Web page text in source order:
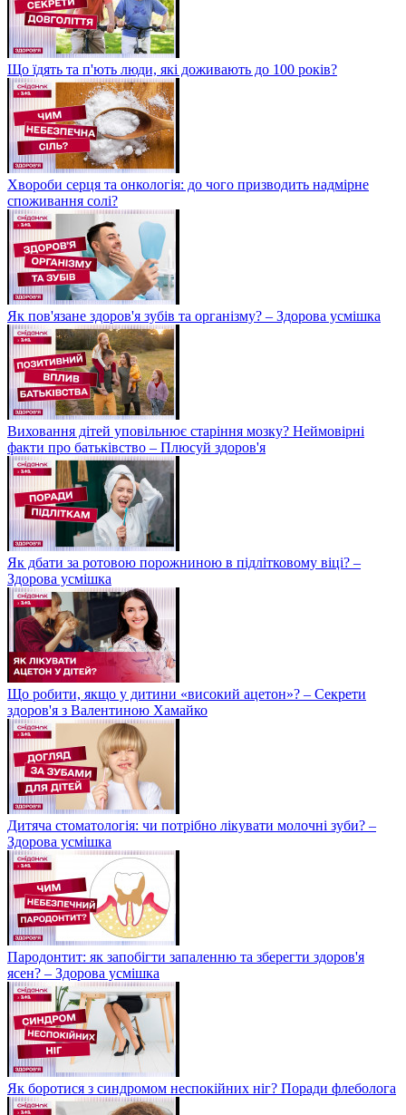
Що їдять та п'ють люди, які доживають до 100 років?
Хвороби серця та онкологія: до чого призводить надмірне
споживання солі?
Як пов'язане здоров'я зубів та організму? – Здорова усмішка
Виховання дітей уповільнює старіння мозку? Неймовірні
факти про батьківство – Плюсуй здоров'я
Як дбати за ротовою порожниною в підлітковому віці? –
Здорова усмішка
Що робити, якщо у дитини «високий ацетон»? – Секрети
здоров'я з Валентиною Хамайко
Дитяча стоматологія: чи потрібно лікувати молочні зуби? –
Здорова усмішка
Пародонтит: як запобігти запаленню та зберегти здоров'я
ясен? – Здорова усмішка
Як боротися з синдромом неспокійних ніг? Поради флеболога